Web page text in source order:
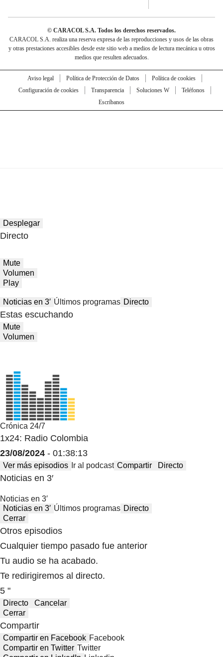
© CARACOL S.A. Todos los derechos reservados.
CARACOL S.A. realiza una reserva expresa de las reproducciones y usos de las obras
y otras prestaciones accesibles desde este sitio web a medios de lectura mecánica u otros
medios que resulten adecuados.
Aviso legal Política de Protección de Datos
Política de cookies
Configuración de cookies
Transparencia Soluciones W
Teléfonos
Escríbanos
Desplegar
Directo
Mute
Volumen
Play
Noticias en 3′ Últimos programas Directo
Estas escuchando
Mute
Volumen
Crónica 24/7
1x24: Radio Colombia
23/08/2024 - 01:38:13
Ver más episodios Ir al podcast Compartir Directo
Noticias en 3′
Noticias en 3′
Noticias en 3′ Últimos programas Directo
Cerrar
Otros episodios
Cualquier tiempo pasado fue anterior
Tu audio se ha acabado.
Te redirigiremos al directo.
5 "
Directo
Cancelar
Cerrar
Compartir
Compartir en Facebook Facebook
Compartir en Twitter Twitter